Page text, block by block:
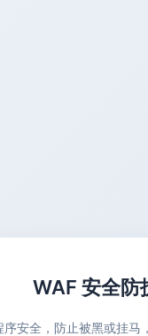
WAF 安全防
序安全，防止被黑或挂马